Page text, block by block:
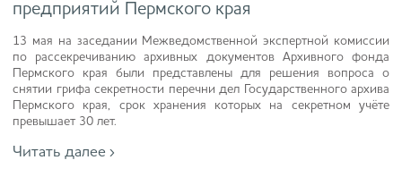
предприятий Пермского края
13 мая на заседании Межведомственной экспертной комиссии
по рассекречиванию архивных документов Архивного фонда
Пермского края были представлены для решения вопроса о
снятии грифа секретности перечни дел Государственного архива
Пермского края, срок хранения которых на секретном учёте
превышает 30 лет.
Читать далее ›